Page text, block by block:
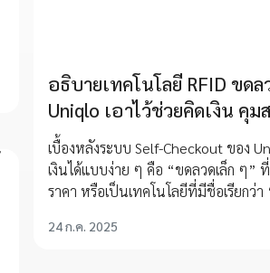
อธิบายเทคโนโลยี RFID ขดล
Uniqlo เอาไว้ช่วยคิดเงิน คุ
เบื้องหลังระบบ Self-Checkout ของ
เงินได้แบบง่าย ๆ คือ “ขดลวดเล็ก ๆ”
ราคา หรือเป็นเทคโนโลยีที่มีชื่อเรียกว่า
24 ก.ค. 2025